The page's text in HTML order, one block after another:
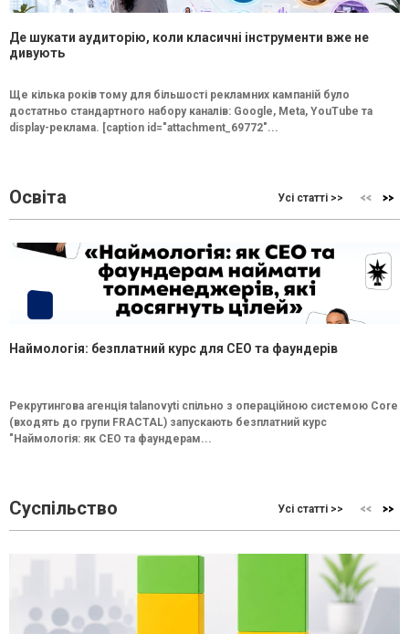
Де шукати аудиторію, коли класичні інструменти вже не
дивують
Ще кілька років тому для більшості рекламних кампаній було
достатньо стандартного набору каналів: Google, Meta, YouTube та
display-реклама. [caption id="attachment_69772"...
Освіта Усі статті >>
Наймологія: безплатний курс для CEO та фаундерів
Рекрутингова агенція talanovyti спільно з операційною системою Core
(входять до групи FRACTAL) запускають безплатний курс
"Наймологія: як СEO та фаундерам...
Суспільство Усі статті >>